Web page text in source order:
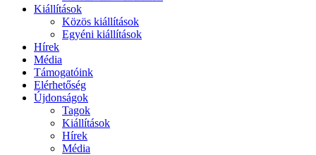
Kiállítások
Közös kiállítások
Egyéni kiállítások
Hírek
Média
Támogatóink
Elérhetőség
Újdonságok
Tagok
Kiállítások
Hírek
Média